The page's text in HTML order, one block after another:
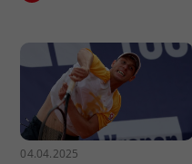
04.04.2025